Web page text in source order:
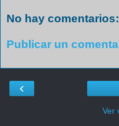
No hay comentarios:
Publicar un
‹
Ver